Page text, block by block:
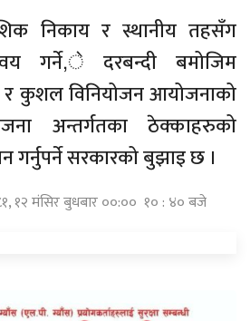
निकाय र स्थानीय तहसँग
गर्ने,े दरबन्दी बमोजिम
र कुशल विनियोजन आयोजनाको
अन्तर्गतका ठेक्काहरुको
गर्नुपर्ने सरकारको बुझाइ छ ।
१२ मंसिर बुधबार ००:०० १० : ४० बजे